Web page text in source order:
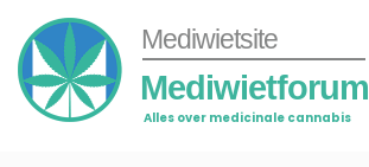
Mediwietsite
Mediwietforum
Alles over medicinale cannabis